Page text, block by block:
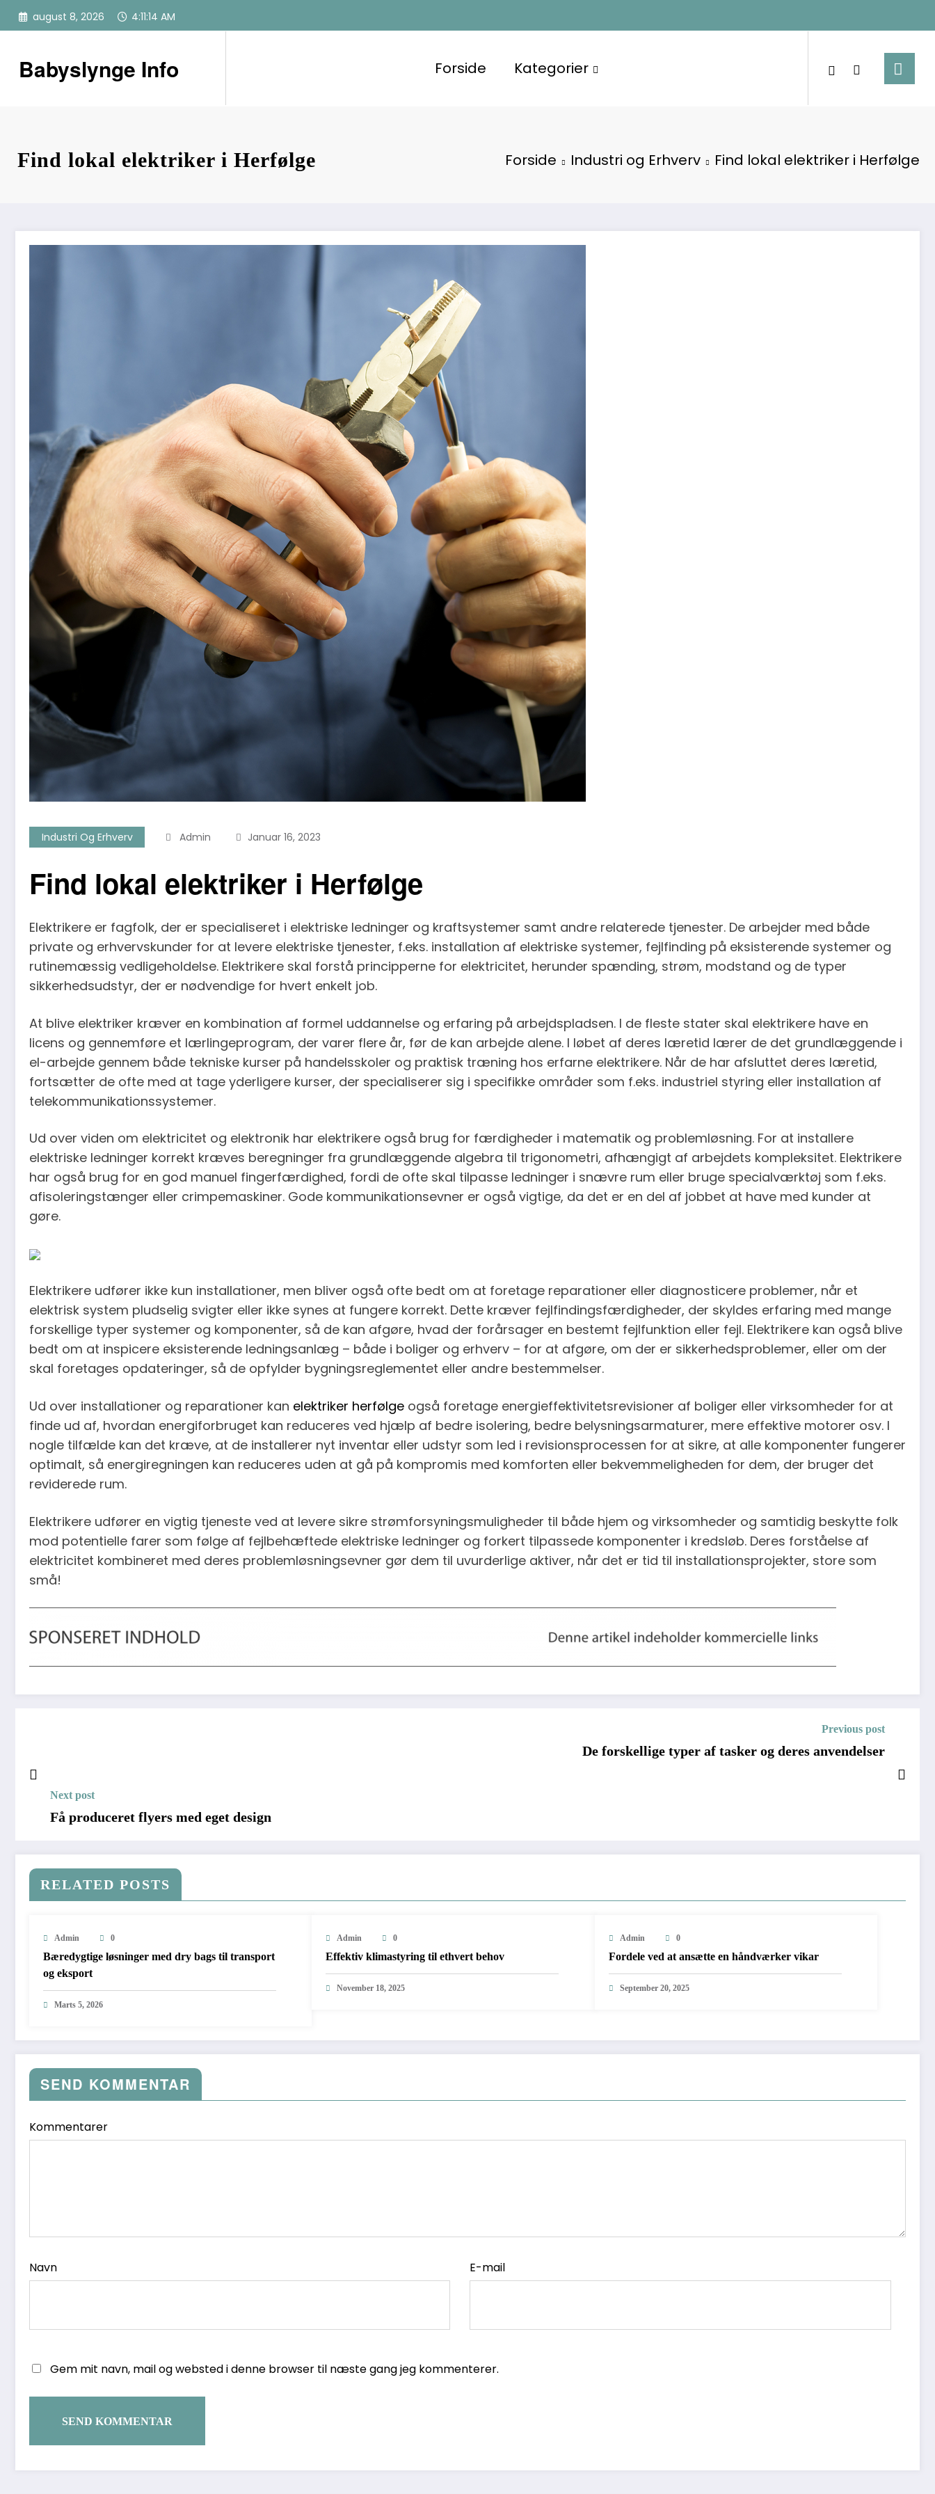
Videre
august 8, 2026 4:11:15 AM
Babyslynge Info Forside Kategorier
Find lokal elektriker i Herfølge Forside Industri og Erhverv Find lokal elektriker i Herfølge
Industri Og Erhverv Admin Januar 16, 2023
Find lokal elektriker i Herfølge
Elektrikere er fagfolk, der er specialiseret i elektriske ledninger og kraftsystemer samt andre relaterede tjenester. De arbejder med både
private og erhvervskunder for at levere elektriske tjenester, f.eks. installation af elektriske systemer, fejlfinding på eksisterende systemer og
rutinemæssig vedligeholdelse. Elektrikere skal forstå principperne for elektricitet, herunder spænding, strøm, modstand og de typer
sikkerhedsudstyr, der er nødvendige for hvert enkelt job.
At blive elektriker kræver en kombination af formel uddannelse og erfaring på arbejdspladsen. I de fleste stater skal elektrikere have en
licens og gennemføre et lærlingeprogram, der varer flere år, før de kan arbejde alene. I løbet af deres læretid lærer de det grundlæggende i
el-arbejde gennem både tekniske kurser på handelsskoler og praktisk træning hos erfarne elektrikere. Når de har afsluttet deres læretid,
fortsætter de ofte med at tage yderligere kurser, der specialiserer sig i specifikke områder som f.eks. industriel styring eller installation af
telekommunikationssystemer.
Ud over viden om elektricitet og elektronik har elektrikere også brug for færdigheder i matematik og problemløsning. For at installere
elektriske ledninger korrekt kræves beregninger fra grundlæggende algebra til trigonometri, afhængigt af arbejdets kompleksitet. Elektrikere
har også brug for en god manuel fingerfærdighed, fordi de ofte skal tilpasse ledninger i snævre rum eller bruge specialværktøj som f.eks.
afisoleringstænger eller crimpemaskiner. Gode kommunikationsevner er også vigtige, da det er en del af jobbet at have med kunder at
gøre.
Elektrikere udfører ikke kun installationer, men bliver også ofte bedt om at foretage reparationer eller diagnosticere problemer, når et
elektrisk system pludselig svigter eller ikke synes at fungere korrekt. Dette kræver fejlfindingsfærdigheder, der skyldes erfaring med mange
forskellige typer systemer og komponenter, så de kan afgøre, hvad der forårsager en bestemt fejlfunktion eller fejl. Elektrikere kan også blive
bedt om at inspicere eksisterende ledningsanlæg – både i boliger og erhverv – for at afgøre, om der er sikkerhedsproblemer, eller om der
skal foretages opdateringer, så de opfylder bygningsreglementet eller andre bestemmelser.
Ud over installationer og reparationer kan elektriker herfølge også foretage energieffektivitetsrevisioner af boliger eller virksomheder for at
finde ud af, hvordan energiforbruget kan reduceres ved hjælp af bedre isolering, bedre belysningsarmaturer, mere effektive motorer osv. I
nogle tilfælde kan det kræve, at de installerer nyt inventar eller udstyr som led i revisionsprocessen for at sikre, at alle komponenter fungerer
optimalt, så energiregningen kan reduceres uden at gå på kompromis med komforten eller bekvemmeligheden for dem, der bruger det
reviderede rum.
Elektrikere udfører en vigtig tjeneste ved at levere sikre strømforsyningsmuligheder til både hjem og virksomheder og samtidig beskytte folk
mod potentielle farer som følge af fejlbehæftede elektriske ledninger og forkert tilpassede komponenter i kredsløb. Deres forståelse af
elektricitet kombineret med deres problemløsningsevner gør dem til uvurderlige aktiver, når det er tid til installationsprojekter, store som
små!
Previous post
De forskellige typer af tasker og deres anvendelser
Next post
Få produceret flyers med eget design
RELATED POSTS
Admin 0
Bæredygtige løsninger med dry bags til transport
og eksport
Marts 5, 2026
Admin 0
Effektiv klimastyring til ethvert behov
November 18, 2025
Admin 0
Fordele ved at ansætte en håndværker vikar
September 20, 2025
SEND KOMMENTAR
Kommentarer
Navn E-mail
Gem mit navn, mail og websted i denne browser til næste gang jeg kommenterer.